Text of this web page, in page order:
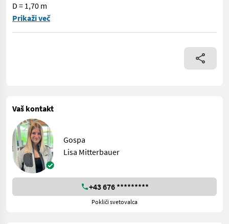
D = 1,70 m
EDV: 72518 Poljski razpršilnik - z 600-litrskim rezervoarjem -
Prikaži več
Vaš kontakt
Gospa
Lisa Mitterbauer
+43 676 *********
Pokliči svetovalca